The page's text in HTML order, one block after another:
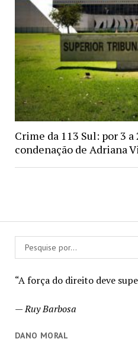
“A força do direito deve
—Ruy Barbosa
DANO MORAL
Crime da 113 Sul: por 3 a
condenação de Adriana